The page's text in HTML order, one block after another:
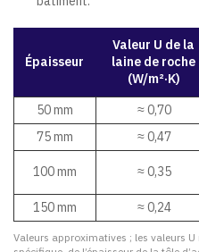
Épaisseur
Valeur U de la
laine de roche
(W/m²·K)
50 mm ≈ 0,70
75 mm
≈ 0,47
100 mm ≈ 0,35
150 mm
≈ 0,24
Valeurs approximatives ; les valeurs